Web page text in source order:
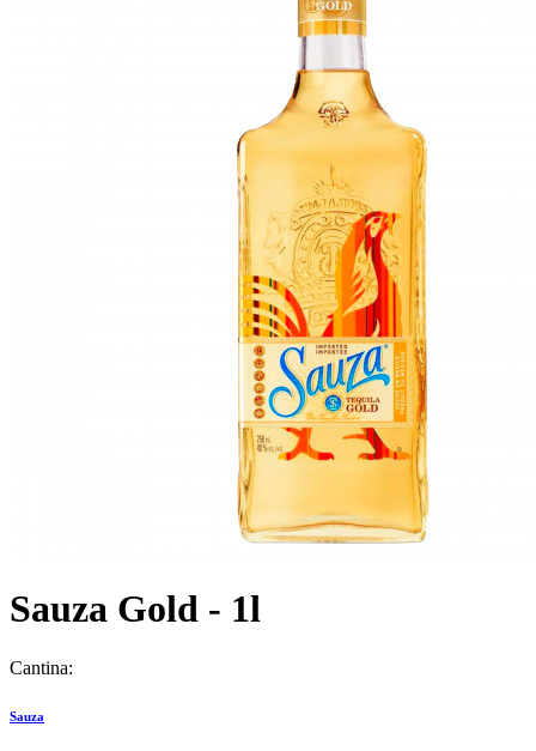
Sauza Gold - 1l
Cantina:
Sauza